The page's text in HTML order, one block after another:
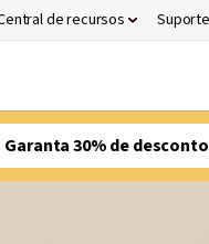
de recursos Suporte
Garanta 30% de desconto